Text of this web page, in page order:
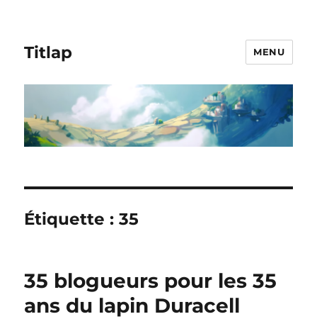
Titlap MENU
Étiquette :35
35 blogueurs pour les 35
ans du lapin Duracell